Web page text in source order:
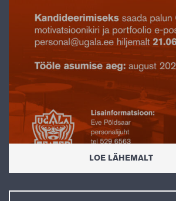
Ugala teater ootab oma
JUHTI
LOE LÄHEMALT